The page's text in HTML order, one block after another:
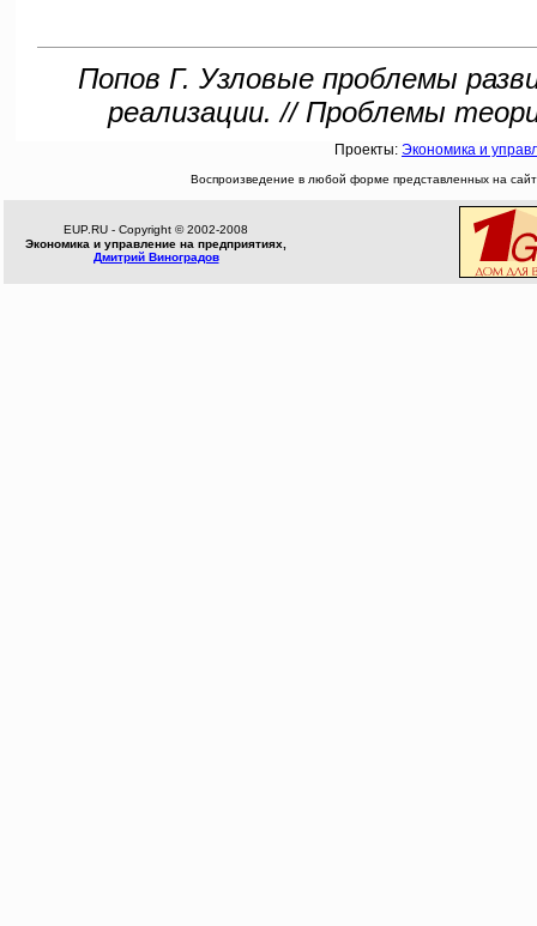
Попов Г. Узловые проблемы
реализации. // Проблемы
Проекты: Экономика и
Воспроизведение в любой форме представленных на
EUP.RU - Copyright © 2002-2008
Экономика и управление на предприятиях,
Дмитрий Виноградов